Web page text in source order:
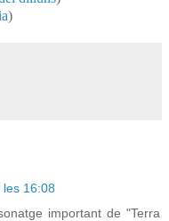
)
16:08
important de "Terra